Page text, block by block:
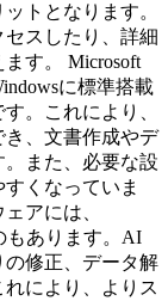
トとなります。
スしたり、詳細
す。 Microsoft
に標準搭載
。これにより、
、文書作成やデ
また、必要な設
くなっていま
アには、
もあります。AI
の修正、データ解
により、よりス